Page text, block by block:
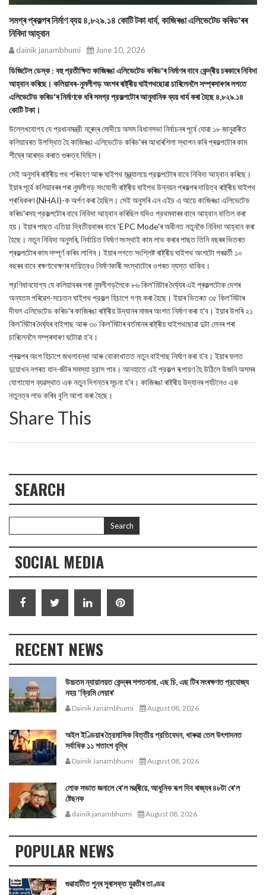
সমগ্ৰ প্ৰকল্পৰ নিৰ্মাণ ব্যয় ৪,৮২৯.১৪ কোটি টকা ধার্য, কাজিৰঙা এলিভেটেড কৰিড'ৰৰ
নিবিদা আহ্বান
dainik janambhumi June 10, 2026
ডিজিটেল ডেস্ক : বহু প্রতীক্ষিত কাজিৰঙা এলিভেটেড কৰিড'ৰ নিৰ্মাণৰ বাবে কেন্দ্ৰীয় চৰকাৰে নিবিদা
আহ্বান কৰিছে। কলিয়াবৰ-নুমলীগড় অংশৰ ৰাষ্ট্ৰীয় ঘাইপথছোৱা চাৰিলেনলৈ সম্প্ৰসাৰণৰ লগতে
এলিভেটেড কৰিড'ৰ নিৰ্মাণকে ধৰি সমগ্র প্রকল্পটোৰ আনুমানিক ব্যয় ধার্য কৰা হৈছে ৪,৮২৯.১৪
কোটি টকা।
উল্লেখযোগ্য যে প্রধানমন্ত্রী নৰেন্দ্ৰ মোদীয়ে অসম বিধানসভা নিৰ্বাচনৰ পূৰ্বে যোৱা ১৮ জানুৱাৰীত
কলিয়াবৰত উপস্থিত হৈ কাজিৰঙা এলিভেটেড কৰিড'ৰৰ আধাৰশিলা স্থাপন কৰি প্ৰকল্পটোৰ কাম
শীঘ্ৰে আৰম্ভ কৰাত গুৰুত্ব দিছিল।
সেই অনুসৰি ৰাষ্ট্ৰীয় পথ পৰিবহণ আৰু ঘাইপথ মন্ত্ৰ্যালয়ে প্রকল্পটোৰ বাবে নিবিদা আহ্বান কৰিছে।
ইয়াৰ পূৰ্বে কলিয়াবৰৰ পৰা নুমলীগড় সংযোগী ৰাষ্ট্ৰীয় ঘাইপথ উন্নয়ন প্ৰকল্পৰ দায়িত্ব ৰাষ্ট্ৰীয় ঘাইপথ
প্ৰাধিকৰণ (NHAI)-ক অর্পণ কৰা হৈছিল। সেই অনুসৰি এন এইচ এ আয়ে কাজিৰঙা এলিভেটেড
কৰিড'ৰসহ প্রকল্পটোৰ বাবে নিবিদা আহ্বান কৰিছিল যদিও প্রথমবাৰৰ বাবে আহ্বান বাতিল কৰা
হয়। ইয়াৰ পাছত এতিয়া দ্বিতীয়বাৰৰ বাবে 'EPC Mode'ৰ অধীনত নতুনকৈ নিবিদা আহ্বান কৰা
হৈছে। নতুন নিবিদা অনুসৰি, নির্বাচিত নির্মাণ সংস্থাই কাম লাভ কৰাৰ পাছত তিনি বছৰৰ ভিতৰত
প্ৰকল্পটোৰ কাম সম্পূৰ্ণ কৰিব লাগিব। ইয়াৰ লগতে সংশ্লিষ্ট ৰাষ্ট্ৰীয় ঘাইপথ অংশটো পৰৱৰ্তী ১০
বছৰৰ বাবে ৰক্ষণাবেক্ষণৰ দায়িত্বও নিৰ্মাণকাৰী সংস্থাটোৰ ওপৰত ন্যস্ত থাকিব।
প্রণিধানযোগ্য যে কলিয়াবৰৰ পৰা নুমলীগড়লৈকে ৮৬ কিল'মিটাৰ দৈৰ্ঘ্যৰ এই প্ৰকল্পটোক দেশৰ
অন্যতম পৰিৱেশ-সচেতন ঘাইপথ প্রকল্প হিচাপে গণ্য কৰা হৈছে। ইয়াৰ ভিতৰত ৩৫ কিল'মিটাৰ
দীঘল এলিভেটেড কৰিড'ৰ কাজিৰঙা ৰাষ্ট্ৰীয় উদ্যানৰ মাজৰ অংশত নিৰ্মাণ কৰা হ'ব। ইয়াৰ উপৰি ২১
কিল'মিটাৰ দৈৰ্ঘ্যৰ বাইপাছ আৰু ৩০ কিল'মিটাৰ বৰ্তমানৰ ৰাষ্ট্ৰীয় ঘাইপথছোৱা দুটা লেনৰ পৰা
চাৰিলেনলৈ সম্প্ৰসাৰণ ঘটোৱা হ'ব।
প্ৰকল্পৰ অংশ হিচাপে জখলাবন্ধা আৰু বোকাখাতত নতুন বাইপাছ নির্মাণ কৰা হ'ব। ইয়াৰ ফলত
দুয়োখন নগৰত যান-জঁটৰ সমস্যা হ্রাস পাব। আনহাতে এই প্রকল্প ৰূপায়ণ হৈ উঠিলে উজনি অসমৰ
যোগাযোগ ব্যৱস্থাত এক নতুন দিগন্তৰ সূচনা হ'ব। কাজিৰঙা ৰাষ্ট্ৰীয় উদ্যানৰ পৰ্যটনেও এক
নতুনত্ব লাভ কৰিব বুলি আশা কৰা হৈছে।
Share This
SEARCH
SOCIAL MEDIA
RECENT NEWS
উচ্চতম ন্যায়ালয়ত কেন্দ্ৰৰ শপতনামা, এছ চি, এছ টিৰ সংৰক্ষণত প্রযোজ্য
নহয় 'ক্রিমি লেয়াৰ'
Dainik Janambhumi August 08, 2026
অইল ইণ্ডিয়াৰ ত্রৈমাসিক বিত্তীয় প্রতিবেদন, খাৰুৱা তেল উৎপাদনত
সর্বাধিক ১১ শতাংশ বৃদ্ধি
Dainik Janambhumi August 08, 2026
লোক সভাত জনালে ৰে'ল মন্ত্ৰীয়ে, আধুনিক ৰূপ দিব ৰাজ্যৰ ৪৮টা ৰে'ল
ষ্টেছনক
dainik janambhumi August 08, 2026
POPULAR NEWS
গুৱাহাটীত পুনৰ সুৰাসক্ত যুৱতীৰ তাণ্ডৱ